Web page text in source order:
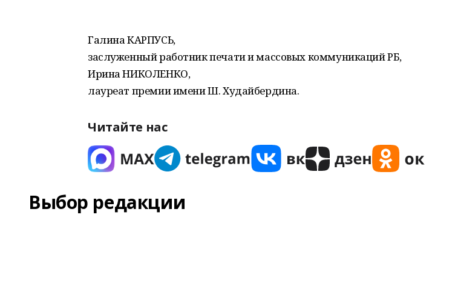
Галина КАРПУСЬ,
заслуженный работник печати и массовых коммуникаций РБ,
Ирина НИКОЛЕНКО,
лауреат премии имени Ш. Худайбердина.
Читайте нас
Выбор редакции